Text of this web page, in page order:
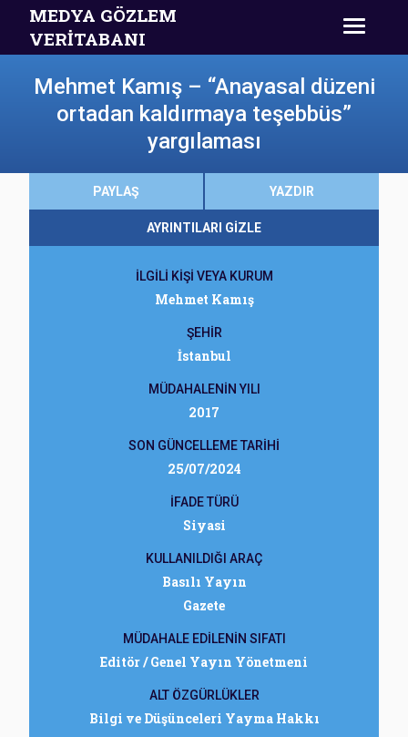
MEDYA GÖZLEM
VERİTABANI
Mehmet Kamış – “Anayasal düzeni
ortadan kaldırmaya teşebbüs”
yargılaması
PAYLAŞ YAZDIR
AYRINTILARI GİZLE
İLGİLİ KİŞİ VEYA KURUM
Mehmet Kamış
ŞEHİR
İstanbul
MÜDAHALENİN YILI
2017
SON GÜNCELLEME TARİHİ
25/07/2024
İFADE TÜRÜ
Siyasi
KULLANILDIĞI ARAÇ
Basılı Yayın
Gazete
MÜDAHALE EDİLENİN SIFATI
Editör / Genel Yayın Yönetmeni
ALT ÖZGÜRLÜKLER
Bilgi ve Düşünceleri Yayma Hakkı